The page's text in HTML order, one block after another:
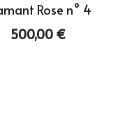
Rose n° 4
500,00 €